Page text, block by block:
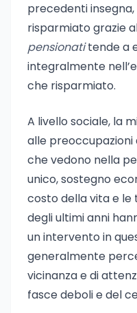
precedenti
risparmiato grazie
pensionatitende a
integralmente
che risparmiato.
A livello sociale, la
alle preoccupazioni
che vedono nella
unico, sostegno
costo della vita e le
degli ultimi anni
un intervento in
generalmente
vicinanza e di
fasce deboli e del